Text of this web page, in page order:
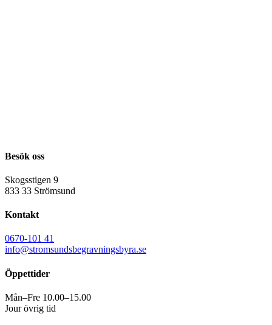
Besök oss
Skogsstigen 9
833 33 Strömsund
Kontakt
0670-101 41
info@stromsundsbegravningsbyra.se
Öppettider
Mån–Fre 10.00–15.00
Jour övrig tid